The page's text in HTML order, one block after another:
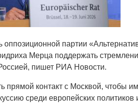
партии
Мерца поддержать
пишет РИА Новости.
прямой контакт с Москвой, чтобы
среди европейских